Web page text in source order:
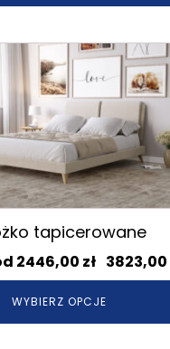
tapicerowane
2446,00 zł– 3823,00
WYBIERZ OPCJE